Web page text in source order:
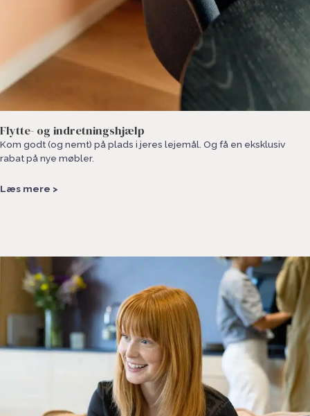
Flytte- og indretningshjælp
Kom godt (og nemt) på plads i jeres lejemål. Og få en eksklusiv
rabat på nye møbler.
Læs mere >